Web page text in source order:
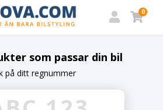
0
som passar din bil
på ditt regnummer